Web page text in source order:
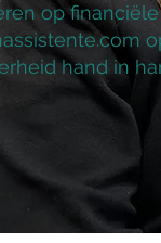
op
hand in